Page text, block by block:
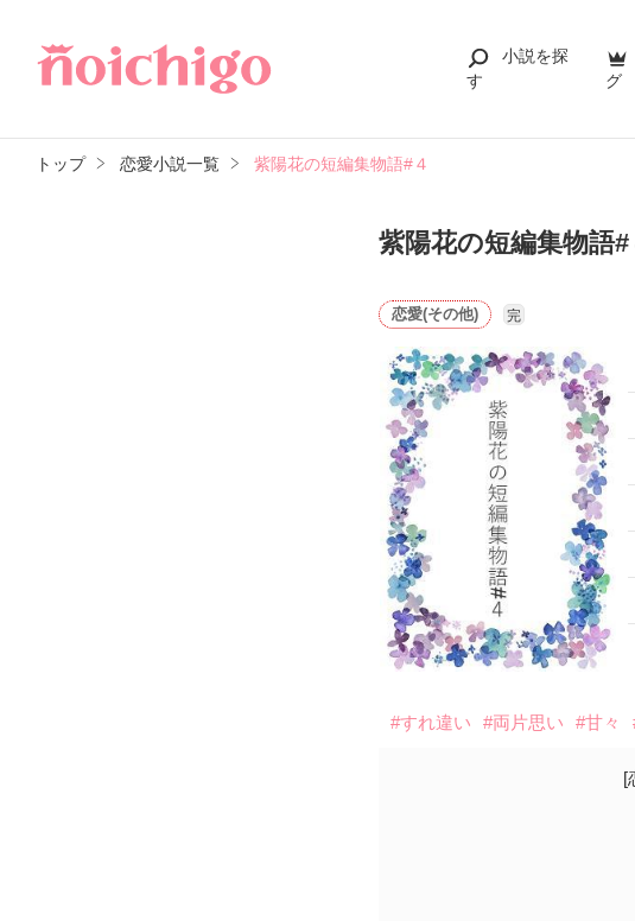
小説を探
す
グ
トップ 恋愛小説一覧 紫陽花の短編集物語#４
紫陽花の短編集物語#
恋愛(その他) 完
#すれ違い #両片思い #甘々
[